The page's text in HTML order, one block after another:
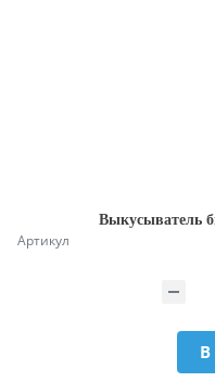
Выкусыватель
Артикул
В